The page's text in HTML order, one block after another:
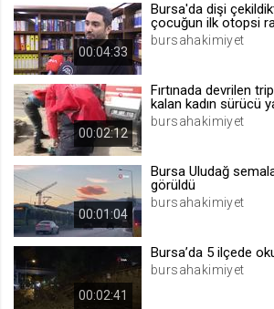
[hash]
.web.tv
Site içeriği
1 yıl
voteLike*
00:04:33
Bursa'da dişi
çocuğun ilk otopsi
bursahakimiyet
00:02:12
Fırtınada devrilen
kalan kadın sürücü
bursahakimiyet
00:01:04
Bursa Uludağ
görüldü
bursahakimiyet
00:02:41
Bursa’da 5 ilçede
bursahakimiyet